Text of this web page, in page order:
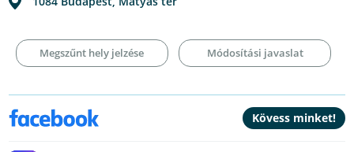
Megszűnt hely jelzése Módosítási javaslat